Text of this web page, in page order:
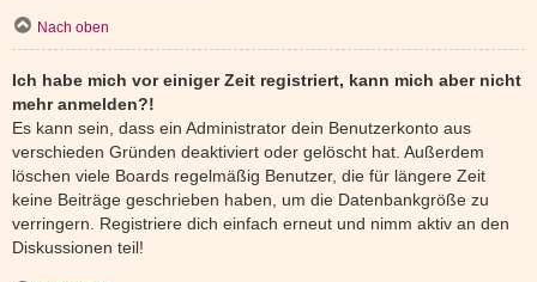
Nach oben
Ich habe mich vor einiger Zeit registriert, kann mich aber nicht
mehr anmelden?!
Es kann sein, dass ein Administrator dein Benutzerkonto aus
verschieden Gründen deaktiviert oder gelöscht hat. Außerdem
löschen viele Boards regelmäßig Benutzer, die für längere Zeit
keine Beiträge geschrieben haben, um die Datenbankgröße zu
verringern. Registriere dich einfach erneut und nimm aktiv an den
Diskussionen teil!